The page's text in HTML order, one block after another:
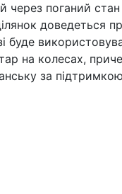
через поганий
доведеться
на колесах,
за